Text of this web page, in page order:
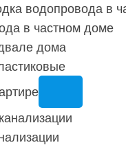
водопровода в
в частном доме
дома